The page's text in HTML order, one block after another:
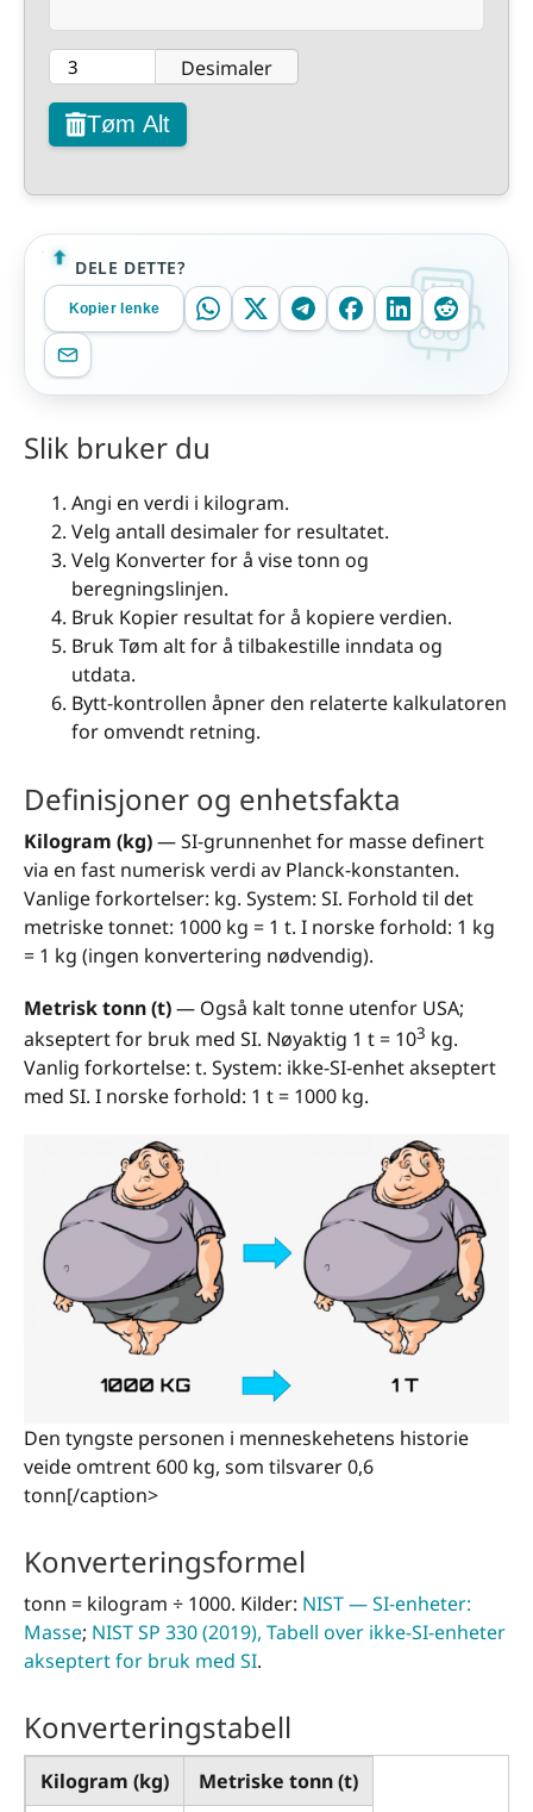
Desimaler
Tøm Alt
DELE DETTE?
Kopier lenke
Slik bruker du
Angi en verdi i kilogram.
Velg antall desimaler for resultatet.
Velg Konverter for å vise tonn og
beregningslinjen.
Bruk Kopier resultat for å kopiere verdien.
Bruk Tøm alt for å tilbakestille inndata og
utdata.
Bytt-kontrollen åpner den relaterte kalkulatoren
for omvendt retning.
Definisjoner og enhetsfakta
Kilogram (kg)— SI-grunnenhet for masse definert
via en fast numerisk verdi av Planck-konstanten.
Vanlige forkortelser: kg. System: SI. Forhold til det
metriske tonnet: 1000 kg = 1 t. I norske forhold: 1 kg
= 1 kg (ingen konvertering nødvendig).
Metrisk tonn (t)— Også kalt tonne utenfor USA;
akseptert for bruk med SI. Nøyaktig 1 t = 103 kg.
Vanlig forkortelse: t. System: ikke-SI-enhet akseptert
med SI. I norske forhold: 1 t = 1000 kg.
Den tyngste personen i menneskehetens historie
veide omtrent 600 kg, som tilsvarer 0,6
tonn[/caption>
Konverteringsformel
tonn = kilogram ÷ 1000. Kilder: NIST — SI-enheter:
Masse; NIST SP 330 (2019), Tabell over ikke-SI-enheter
akseptert for bruk med SI.
Konverteringstabell
Kilogram (kg) Metriske tonn (t)